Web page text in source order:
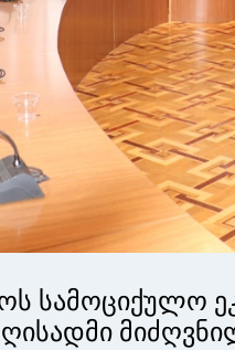
სამოციქულო